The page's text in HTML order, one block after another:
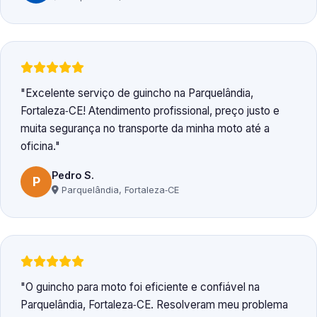
Excelente serviço de guincho na Parquelândia,
Fortaleza‑CE! Atendimento profissional, preço justo e
muita segurança no transporte da minha moto até a
oficina.
P Pedro S.
Parquelândia, Fortaleza‑CE
O guincho para moto foi eficiente e confiável na
Parquelândia, Fortaleza‑CE. Resolveram meu problema